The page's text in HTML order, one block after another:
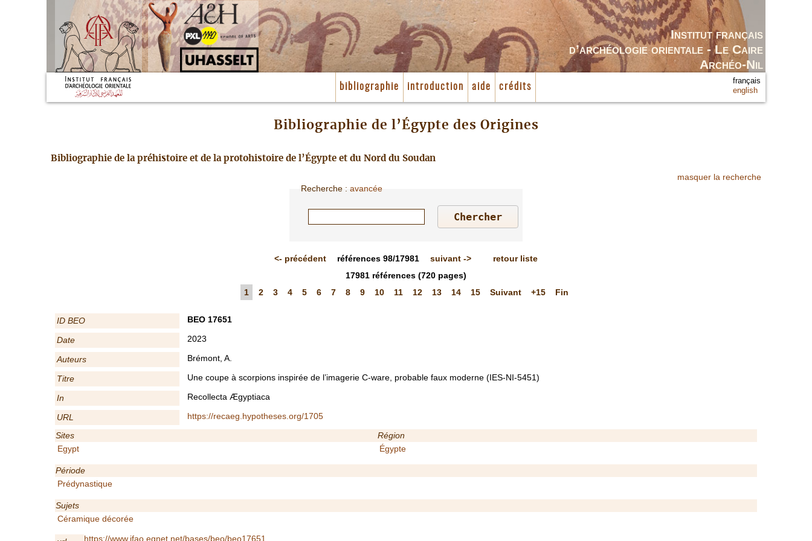
Institut français
d’archéologie orientale - Le Caire
Archéo-Nil
bibliographie introduction aide crédits
français
english
Bibliographie de l’Égypte des Origines
Bibliographie de la préhistoire et de la protohistoire de l’Égypte et du Nord du Soudan
masquer la recherche
Recherche :avancée
<- précédent références 98/17981 suivant ->
retour liste
17981 références (720 pages)
1
2 3 4 5 6 7 8 9 10 11 12 13 14 15 Suivant +15 Fin
ID BEO BEO 17651
Date 2023
Auteurs Brémont, A.
Titre Une coupe à scorpions inspirée de l’imagerie C-ware, probable faux moderne (IES-NI-5451)
In Recollecta Ægyptiaca
URL
https://recaeg.hypotheses.org/1705
Sites
Région
Egypt
Égypte
Période
Prédynastique
Sujets
Céramique décorée
https://www.ifao.egnet.net/bases/beo/beo17651